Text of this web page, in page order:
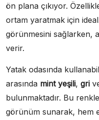
ön plana çıkıyor.
ortam yaratmak için
görünmesini sağlarken,
verir.
Yatak odasında
arasında mint yeşili, gri
bulunmaktadır. Bu
görünüm sunarak, hem